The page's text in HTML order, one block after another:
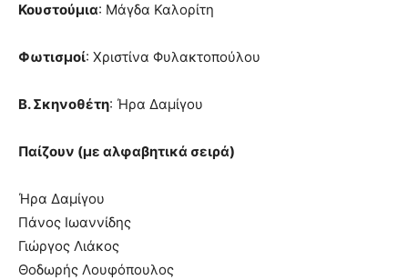
Κουστούμια: Μάγδα Καλορίτη
Φωτισμοί: Χριστίνα Φυλακτοπούλου
Β. Σκηνοθέτη: Ήρα Δαμίγου
Παίζουν (με αλφαβητικά σειρά)
Ήρα Δαμίγου
Πάνος Ιωαννίδης
Γιώργος Λιάκος
Θοδωρής Λουφόπουλος